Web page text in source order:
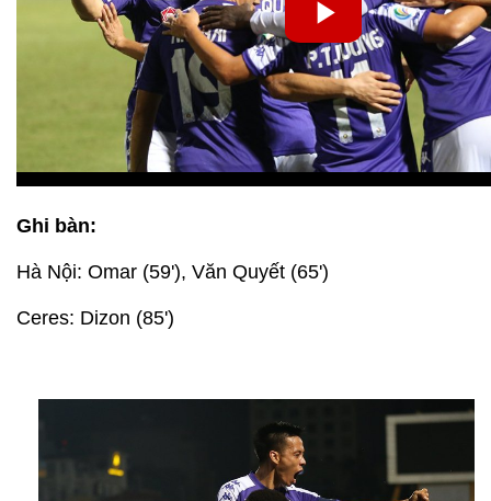
Ghi bàn:
Hà Nội: Omar (59'), Văn Quyết (65')
Ceres: Dizon (85')